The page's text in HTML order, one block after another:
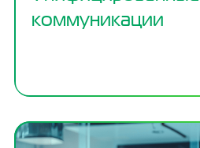
коммуникации